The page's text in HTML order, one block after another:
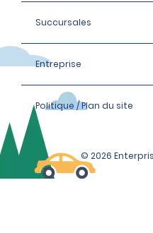
Succursales
Entreprise
Politique / Plan du site
© 2026